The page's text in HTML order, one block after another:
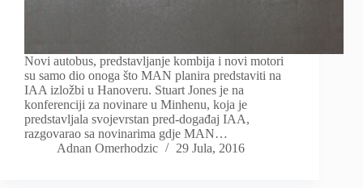
Novi autobus, predstavljanje kombija i novi motori
su samo dio onoga što MAN planira predstaviti na
IAA izložbi u Hanoveru. Stuart Jones je na
konferenciji za novinare u Minhenu, koja je
predstavljala svojevrstan pred-događaj IAA,
razgovarao sa novinarima gdje MAN…
Adnan Omerhodzic
29 Jula, 2016